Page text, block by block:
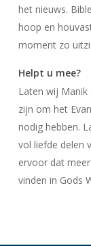
het nieuws.
hoop en
moment zo
Helpt u mee?
Laten wij Manik
zijn om het
nodig hebben.
vol liefde delen
ervoor dat
vinden in Gods